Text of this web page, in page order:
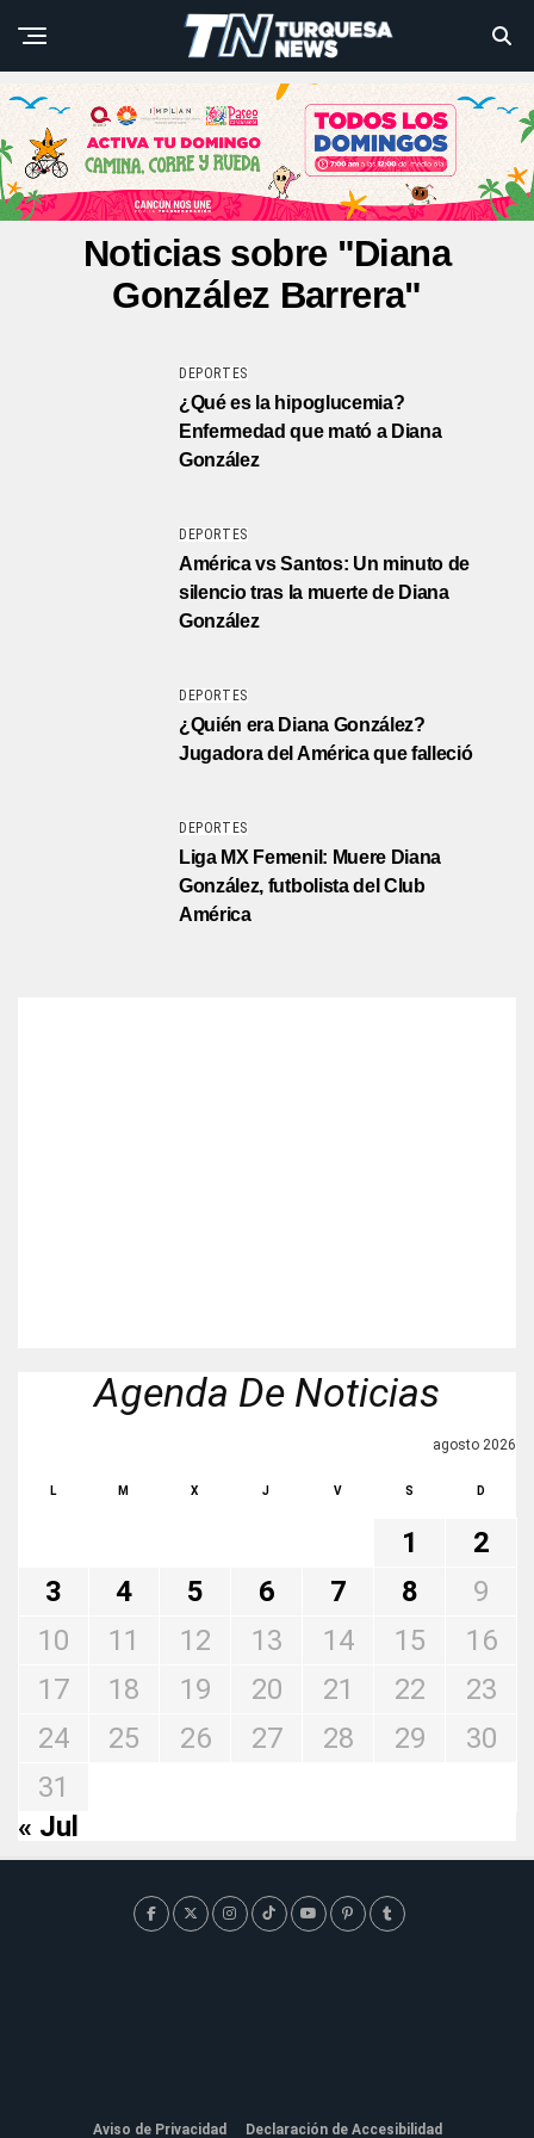
Noticias sobre "Diana
González Barrera"
DEPORTES
¿Qué es la hipoglucemia?
Enfermedad que mató a Diana
González
DEPORTES
América vs Santos: Un minuto de
silencio tras la muerte de Diana
González
DEPORTES
¿Quién era Diana González?
Jugadora del América que falleció
DEPORTES
Liga MX Femenil: Muere Diana
González, futbolista del Club
América
Agenda De Noticias
agosto 2026
L M X J V S D
1
2
3
4 5 6 7 8
9
10
11 12 13 14 15
16
17
18 19 20 21 22
23
24
25 26 27 28 29
30
31
« Jul
Aviso de Privacidad Declaración de Accesibilidad